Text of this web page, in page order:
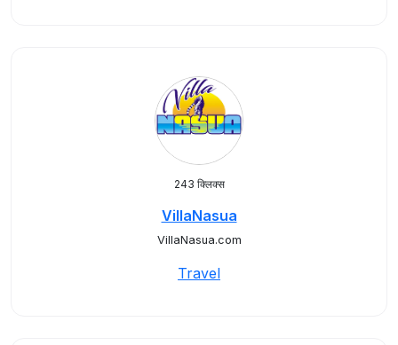
243 क्लिक्स
VillaNasua
VillaNasua.com
Travel